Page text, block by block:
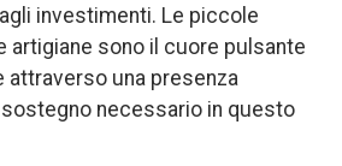
investimenti. Le piccole
artigiane sono il cuore pulsante
attraverso una presenza
necessario in questo